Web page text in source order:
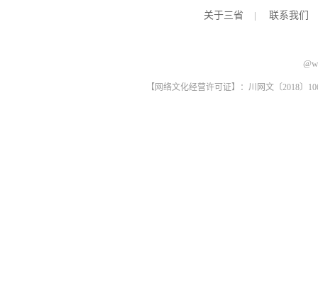
关于三省 | 联系我们
【网络文化经营许可证】：川网文〔2018